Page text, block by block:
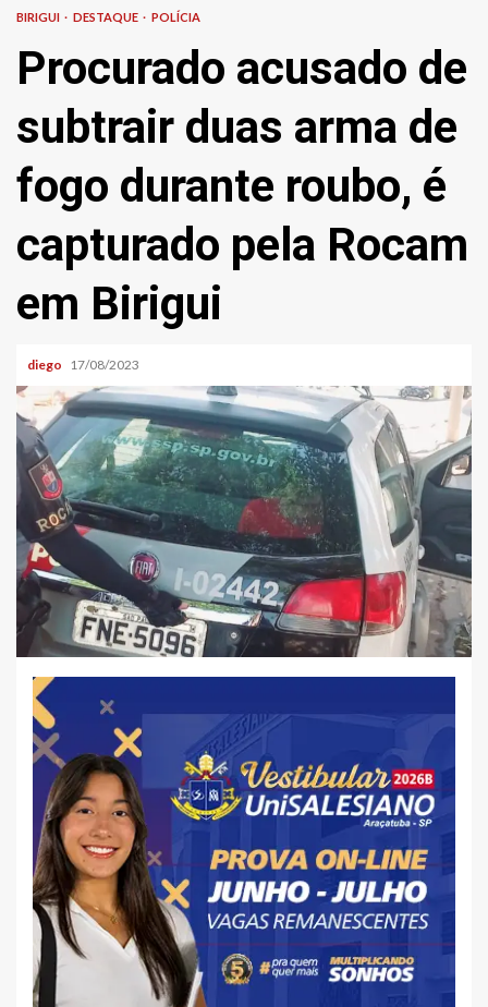
BIRIGUI DESTAQUE POLÍCIA
Procurado acusado de
subtrair duas arma de
fogo durante roubo, é
capturado pela Rocam
em Birigui
diego 17/08/2023